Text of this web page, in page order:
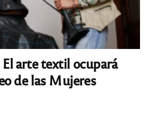
El arte textil ocupará
de las Mujeres